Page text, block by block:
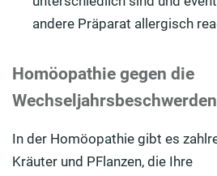
andere Präparat allergisch
Homöopathie gegen die
Wechseljahrsbeschwerden
In der Homöopathie gibt es
Kräuter und PFlanzen, die Ihre